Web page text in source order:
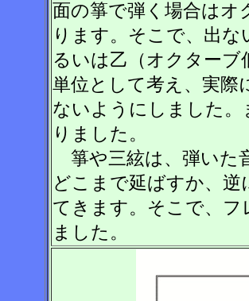
面の箏で弾く場合はオ
ります。そこで、出
るいは乙（オクター
単位として考え、実際
ないようにしました
りました。
箏や三絃は、弾いた
どこまで延ばすか、
てきます。そこで、
ました。